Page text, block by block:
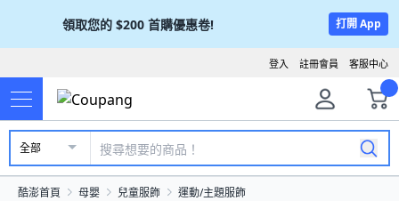
領取您的 $200 首購優惠卷! 打開 App
客服中心
註冊會員
登入
全部
酷澎首頁 母嬰 兒童服飾 運動/主題服飾